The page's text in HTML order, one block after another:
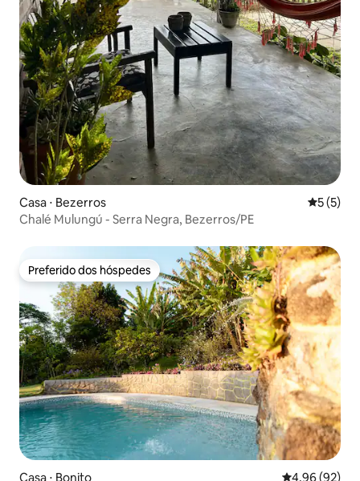
Casa ⋅ Bezerros 5 de
5 (5)
Chalé Mulungú - Serra Negra, Bezerros/PE
Preferido dos hóspedes
Preferido dos hóspedes
Casa ⋅ Bonito 4,96 de uma
4,96 (92)